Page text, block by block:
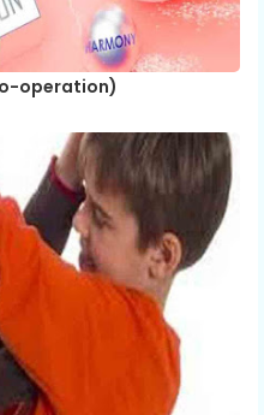
operation)